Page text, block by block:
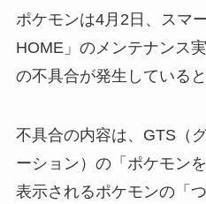
ポケモンは4月2日、スマ
HOME」のメンテナンス
の不具合が発生している
不具合の内容は、GTS（
ーション）の「ポケモン
表示されるポケモンの「